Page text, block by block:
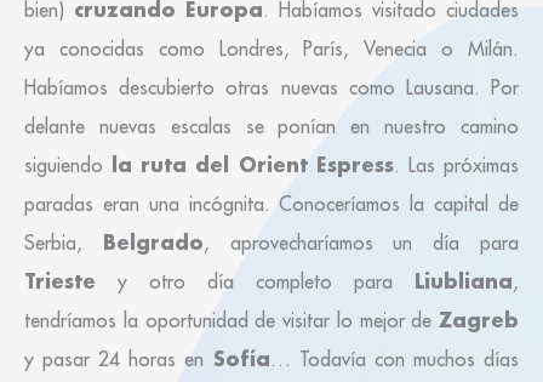
bien) cruzando Europa. Habíamos visitado ciudades
ya conocidas como Londres, París, Venecia o Milán.
Habíamos descubierto otras nuevas como Lausana. Por
delante nuevas escalas se ponían en nuestro camino
siguiendo la ruta del Orient Espress. Las próximas
paradas eran una incógnita. Conoceríamos la capital de
Serbia, Belgrado, aprovecharíamos un día para
Trieste y otro día completo para Liubliana,
tendríamos la oportunidad de visitar lo mejor de Zagreb
y pasar 24 horas en Sofía… Todavía con muchos días